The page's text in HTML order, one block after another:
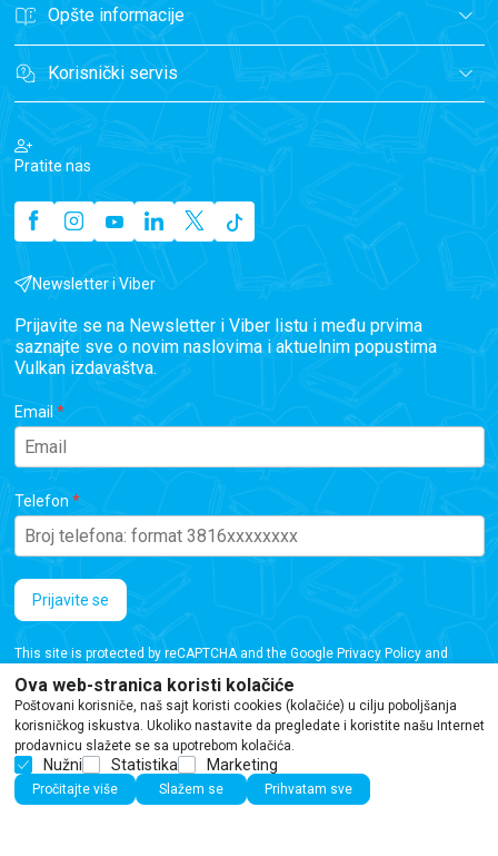
Opšte informacije
Korisnički servis
Pratite nas
Newsletter i Viber
Prijavite se na Newsletter i Viber listu i među prvima
saznajte sve o novim naslovima i aktuelnim popustima
Vulkan izdavaštva.
Email
Telefon
Prijavite se
This site is protected by reCAPTCHA and the Google Privacy Policyand
Iako se trudimo da budemo tačni, informacije na ovoj veb stranici mogu sadržati
greške ili propuste. Preporučujemo da proverite podatke pre kupovine.
Ova web-stranica koristi kolačiće
Poštovani korisniče, naš sajt koristi cookies (kolačiće) u cilju poboljšanja
korisničkog iskustva. Ukoliko nastavite da pregledate i koristite našu Internet
prodavnicu slažete se sa upotrebom kolačića.
Nužni Statistika Marketing
Pročitajte više Slažem se Prihvatam sve